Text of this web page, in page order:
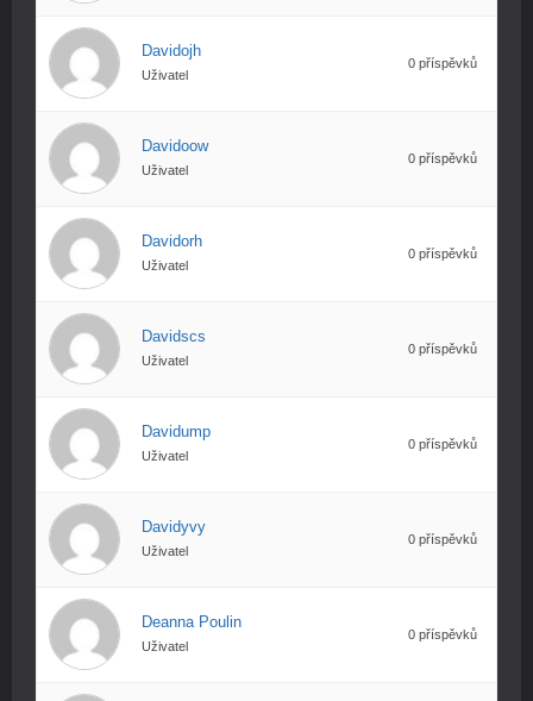
Davidojh
Uživatel
0 příspěvků
Davidoow
Uživatel
0 příspěvků
Davidorh
Uživatel
0 příspěvků
Davidscs
Uživatel
0 příspěvků
Davidump
Uživatel
0 příspěvků
Davidyvy
Uživatel
0 příspěvků
Deanna Poulin
Uživatel
0 příspěvků